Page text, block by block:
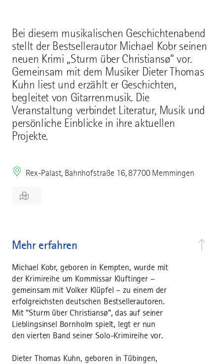
Bei diesem musikalischen Geschichtenabend
stellt der Bestsellerautor Michael Kobr seinen
neuen Krimi „Sturm über Christiansø“ vor.
Gemeinsam mit dem Musiker Dieter Thomas
Kuhn liest und erzählt er Geschichten,
begleitet von Gitarrenmusik. Die
Veranstaltung verbindet Literatur, Musik und
persönliche Einblicke in ihre aktuellen
Projekte.
Rex-Palast, Bahnhofstraße 16, 87700 Memmingen
Mehr erfahren
Michael Kobr, geboren in Kempten, wurde mit
der Krimireihe um Kommissar Kluftinger –
gemeinsam mit Volker Klüpfel – zu einem der
erfolgreichsten deutschen Bestsellerautoren.
Mit "Sturm über Christiansø", das auf seiner
Lieblingsinsel Bornholm spielt, legt er nun
den vierten Band seiner Solo-Krimireihe vor.
Dieter Thomas Kuhn, geboren in Tübingen,